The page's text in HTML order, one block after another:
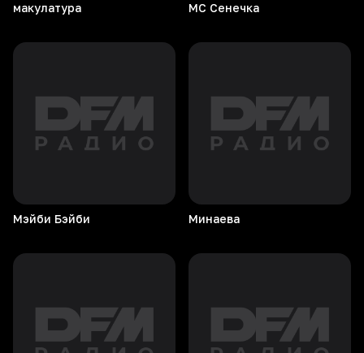
макулатура МС Сенечка
Мэйби Бэйби Минаева